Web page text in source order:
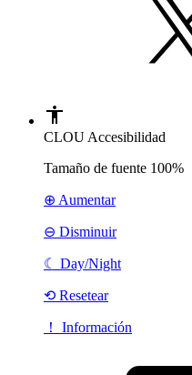
CLOU Accesibilidad
Tamaño de fuente 100%
⊕ Aumentar
⊖ Disminuir
☾ Day/Night
⟲ Resetear
！ Información